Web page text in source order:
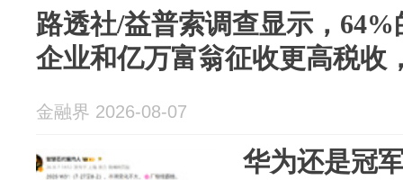
路透社/益普索调查显示，
企业和亿万富翁征收更高税收
金融界 2026-08-07
华为还是冠